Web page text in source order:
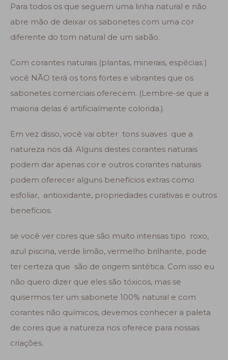
Para todos os que seguem uma linha natural e não
abre mão de deixar os sabonetes com uma cor
diferente do tom natural de um sabão.
Com corantes naturais (plantas, minerais, espécias )
você NÃO terá os tons fortes e vibrantes que os
sabonetes comerciais oferecem. (Lembre-se que a
maioria delas é artificialmente colorida.)
Em vez disso, você vai obter tons suaves que a
natureza nos dá. Alguns destes corantes naturais
podem dar apenas cor e outros corantes naturais
podem oferecer alguns benefícios extras como
esfoliar, antioxidante, propriedades curativas e outros
benefícios.
se você ver cores que são muito intensas tipo roxo,
azul piscina, verde limão, vermelho brilhante, pode
ter certeza que são de origem sintética. Com isso eu
não quero dizer que eles são tóxicos, mas se
quisermos ter um sabonete 100% natural e com
corantes não químicos, devemos conhecer a paleta
de cores que a natureza nos oferece para nossas
criações.